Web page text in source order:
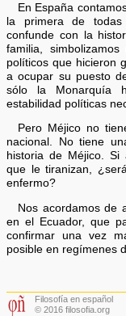
En España
la primera de
confunde con la
familia,
políticos que hicieron
a ocupar su puesto
sólo la Monarquía
estabilidad políticas
Pero Méjico no
nacional. No tiene
historia de Méjico. Si
que le tiranizan,
enfermo?
Nos acordamos de
en el Ecuador, que
confirmar una vez
posible en regímenes
Filosofía en español
© 2016 filosofia.org